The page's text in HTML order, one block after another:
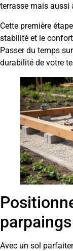
terrasse mais aussi
Cette première
stabilité et le
Passer du temps
durabilité de votre
Avec un sol